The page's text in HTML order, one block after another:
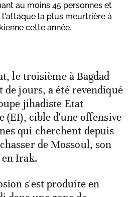
au moins 45 personnes et
l'attaque la plus meurtrière à
cette année.
le troisième à Bagdad
de jours, a été revendiqué
jihadiste Etat
(EI), cible d'une offensive
qui cherchent depuis
de Mossoul, son
Irak.
s'est produite en